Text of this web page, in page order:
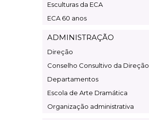
Esculturas da ECA
ECA 60 anos
ADMINISTRAÇÃO
Direção
Conselho Consultivo da Direção
Departamentos
Escola de Arte Dramática
Organização administrativa